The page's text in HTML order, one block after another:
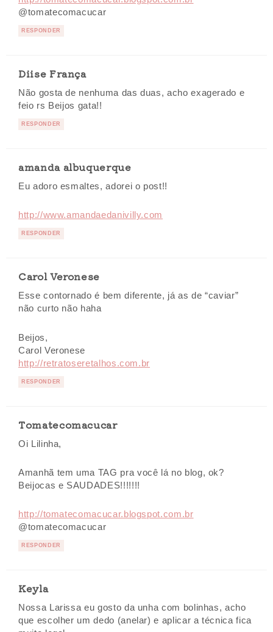
@tomatecomacucar
RESPONDER
Diise França
Não gosta de nenhuma das duas, acho exagerado e
feio rs Beijos gata!!
RESPONDER
amanda albuquerque
Eu adoro esmaltes, adorei o post!!
http://www.amandaedanivilly.com
RESPONDER
Carol Veronese
Esse contornado é bem diferente, já as de “caviar”
não curto não haha
Beijos,
Carol Veronese
http://retratoseretalhos.com.br
RESPONDER
Tomatecomacucar
Oi Lilinha,
Amanhã tem uma TAG pra você lá no blog, ok?
Beijocas e SAUDADES!!!!!!!
http://tomatecomacucar.blogspot.com.br
@tomatecomacucar
RESPONDER
Keyla
Nossa Larissa eu gosto da unha com bolinhas, acho
que escolher um dedo (anelar) e aplicar a técnica fica